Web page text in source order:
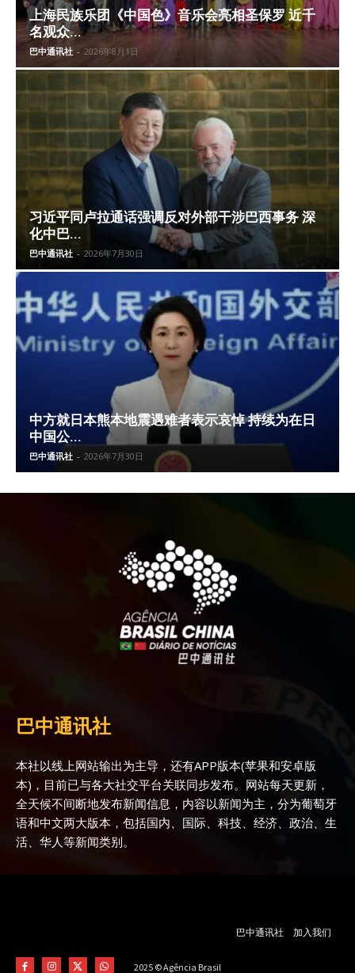
上海民族乐团《中国色》音乐会亮相圣保罗 近千
名观众...
巴中通讯社 - 2026年8月1日
习近平同卢拉通话强调反对外部干涉巴西事务 深
化中巴...
巴中通讯社 - 2026年7月30日
中方就日本熊本地震遇难者表示哀悼 持续为在日
中国公...
巴中通讯社 - 2026年7月30日
巴中通讯社
本社以线上网站输出为主导，还有APP版本(苹果和安卓版
本)，目前已与各大社交平台关联同步发布。网站每天更新，
全天候不间断地发布新闻信息，内容以新闻为主，分为葡萄牙
语和中文两大版本，包括国内、国际、科技、经济、政治、生
活、华人等新闻类别。
2025 © Agência Brasil
巴中通讯社 加入我们